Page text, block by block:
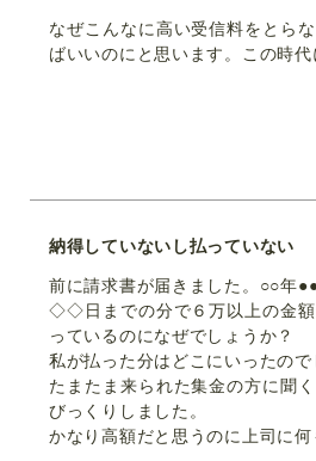
なぜこんなに高い受信料をとら
ばいいのにと思います。この時
納得していないし払っていない
前に請求書が届きました。○○
◇◇日までの分で６万以上の金額
っているのになぜでしょうか？
私が払った分はどこにいったので
たまたま来られた集金の方に聞
びっくりしました。
かなり高額だと思うのに上司に